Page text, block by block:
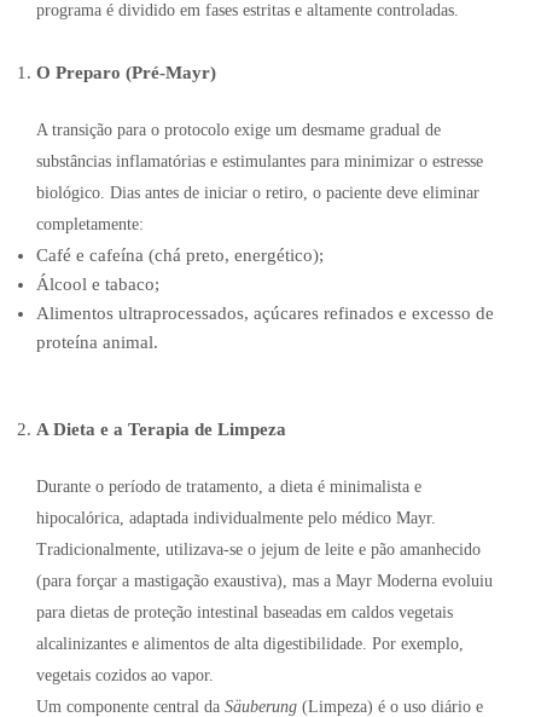
programa é dividido em fases estritas e altamente controladas.
O Preparo (Pré-Mayr)
A transição para o protocolo exige um desmame gradual de
substâncias inflamatórias e estimulantes para minimizar o estresse
biológico. Dias antes de iniciar o retiro, o paciente deve eliminar
completamente:
Café e cafeína (chá preto, energético);
Álcool e tabaco;
Alimentos ultraprocessados, açúcares refinados e excesso de
proteína animal.
A Dieta e a Terapia de Limpeza
Durante o período de tratamento, a dieta é minimalista e
hipocalórica, adaptada individualmente pelo médico Mayr.
Tradicionalmente, utilizava-se o jejum de leite e pão amanhecido
(para forçar a mastigação exaustiva), mas a Mayr Moderna evoluiu
para dietas de proteção intestinal baseadas em caldos vegetais
alcalinizantes e alimentos de alta digestibilidade. Por exemplo,
vegetais cozidos ao vapor.
Um componente central da Säuberung (Limpeza) é o uso diário e